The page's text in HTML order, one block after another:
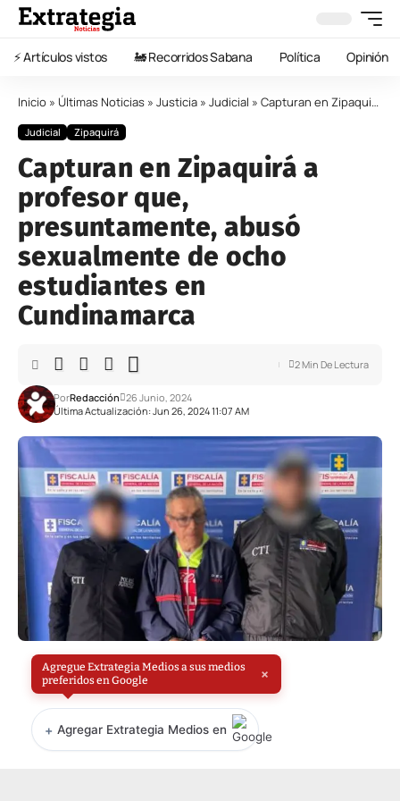
⚡️ Artículos vistos 🚂 Recorridos Sabana Política Opinión
Inicio » Últimas Noticias » Justicia » Judicial » Capturan en Zipaquirá a profesor que, presuntamente, abusó sexualmente de ocho estudiantes en Cundinamarca
Judicial Zipaquirá
Capturan en Zipaquirá a
profesor que,
presuntamente, abusó
sexualmente de ocho
estudiantes en
Cundinamarca
Última Actualización: Jun 26, 2024 11:07 AM
PorRedacción 26 Junio, 2024
2 Min De Lectura
Agregue Extrategia Medios a sus medios
preferidos en Google
×
+ Agregar Extrategia Medios en